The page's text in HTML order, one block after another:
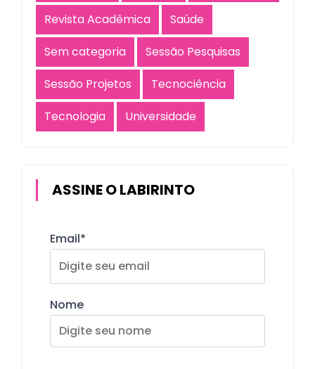
Revista Acadêmica
Saúde
Sem categoria
Sessão Pesquisas
Sessão Projetos
Tecnociência
Tecnologia
Universidade
ASSINE O LABIRINTO
Email*
Nome